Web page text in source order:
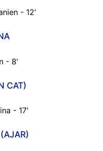
- 12'
- 8'
CAT)
- 17'